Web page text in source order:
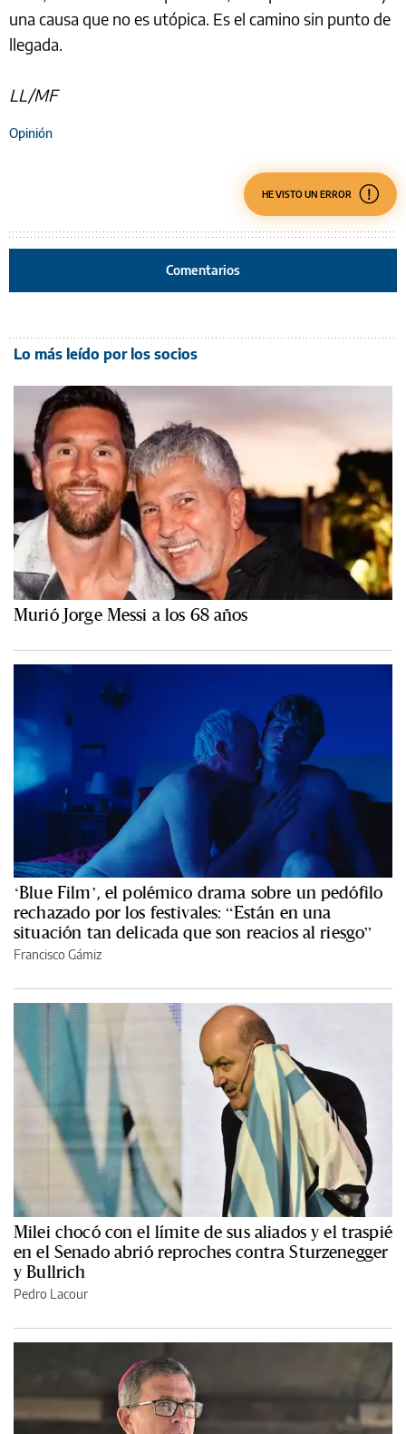
una causa que no es utópica. Es el camino sin punto de
llegada.
LL/MF
Opinión
HE VISTO UN ERROR
Comentarios
Lo más leído por los socios
Murió Jorge Messi a los 68 años
‘Blue Film’, el polémico drama sobre un pedófilo
rechazado por los festivales: “Están en una
situación tan delicada que son reacios al riesgo”
Francisco Gámiz
Milei chocó con el límite de sus aliados y el traspié
en el Senado abrió reproches contra Sturzenegger
y Bullrich
Pedro Lacour